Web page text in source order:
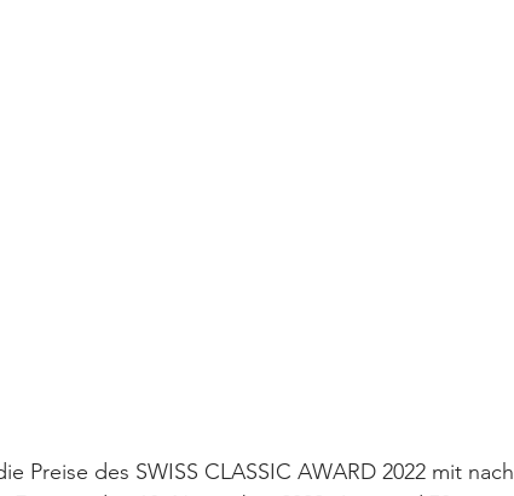
Preise des SWISS CLASSIC AWARD 2022 mit nach